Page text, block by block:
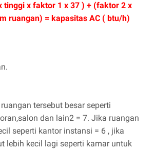
tinggi x faktor 1 x 37 ) + (faktor 2 x
ruangan) = kapasitas AC ( btu/h)
tersebut besar seperti
dan lain2 = 7. Jika ruangan
seperti kantor instansi = 6 , jika
lebih kecil lagi seperti kamar untuk